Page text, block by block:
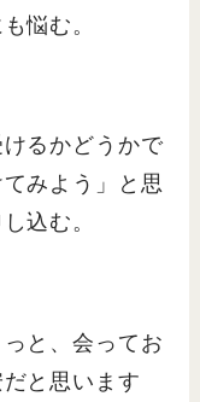
悩む。
るかどうかで
みよう」と思
込む。
と、会ってお
と思います